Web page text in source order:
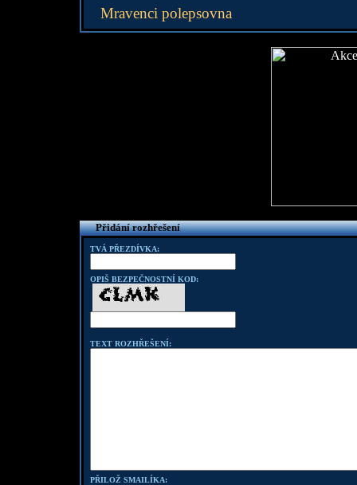
Mravenci polepsovna
Přidání rozhřešení
TVÁ PŘEZDÍVKA:
OPIŠ BEZPEČNOSTNÍ KOD:
TEXT ROZHŘEŠENÍ:
PŘILOŽ SMAILÍKA: